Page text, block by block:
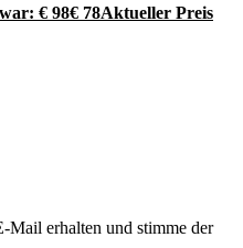
€ 98€ 78Aktueller Preis
Mail erhalten und stimme der